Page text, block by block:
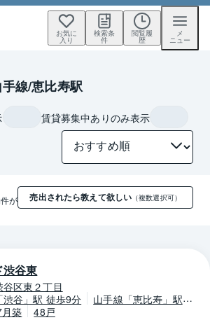
お気に
入り
検索条
件
閲覧履
歴
メ
ニュー
手線/恵比寿駅
賃貸募集中ありのみ表示
が 売出されたら教えて欲しい （複数選択可）
渋谷東
区東２丁目
渋谷」駅 徒歩9分
山手線「恵比寿」駅
築 48戸